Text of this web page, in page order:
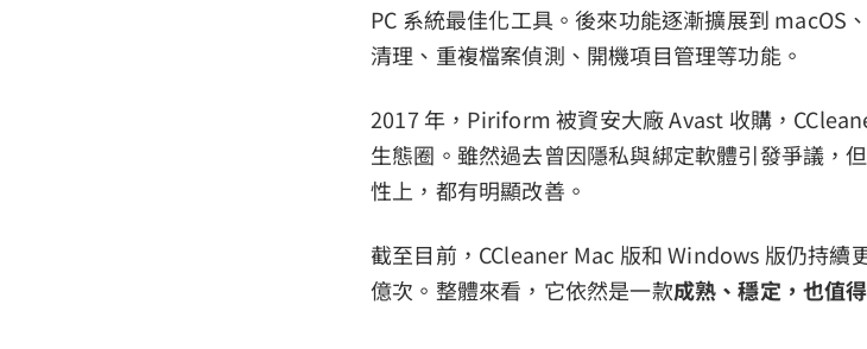
PC 系統最佳化工具。後來功能逐漸擴展到 macOS
清理、重複檔案偵測、開機項目管理等功能。
2017 年，Piriform 被資安大廠 Avast 收購，
生態圈。雖然過去曾因隱私與綁定軟體引發爭議，
性上，都有明顯改善。
截至目前，CCleaner Mac 版和 Windows 版仍持續
億次。整體來看，它依然是一款成熟、穩定，也值